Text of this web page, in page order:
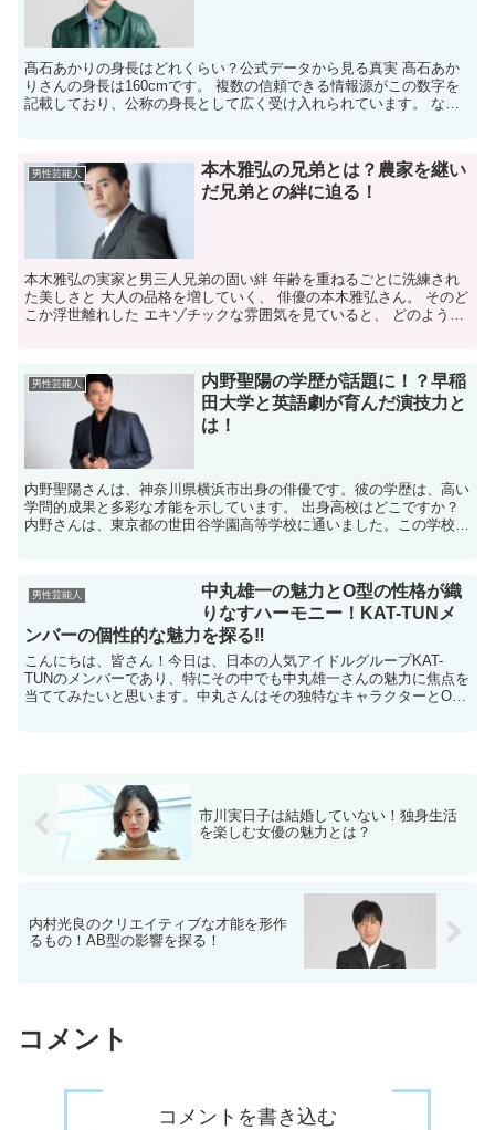
髙石あかりの身長はどれくらい？公式データから見る真実 髙石あか
りさんの身長は160cmです。 複数の信頼できる情報源がこの数字を
記載しており、公称の身長として広く受け入れられています。 なぜ
男性芸能人
本木雅弘の兄弟とは？農家を継い
だ兄弟との絆に迫る！
本木雅弘の実家と男三人兄弟の固い絆 年齢を重ねるごとに洗練され
た美しさと 大人の品格を増していく、 俳優の本木雅弘さん。 そのど
こか浮世離れした エキゾチックな雰囲気を見ていると、 どのような
男性芸能人
内野聖陽の学歴が話題に！？早稲
田大学と英語劇が育んだ演技力と
は！
内野聖陽さんは、神奈川県横浜市出身の俳優です。彼の学歴は、高い
学問的成果と多彩な才能を示しています。 出身高校はどこですか？
内野さんは、東京都の世田谷学園高等学校に通いました。この学校
男性芸能人
中丸雄一の魅力とO型の性格が織
りなすハーモニー！KAT-TUNメ
ンバーの個性的な魅力を探る‼
こんにちは、皆さん！今日は、日本の人気アイドルグループKAT-
TUNのメンバーであり、特にその中でも中丸雄一さんの魅力に焦点を
当ててみたいと思います。中丸さんはその独特なキャラクターとO型
市川実日子は結婚していない！独身生活
を楽しむ女優の魅力とは？
内村光良のクリエイティブな才能を形作
るもの！AB型の影響を探る！
コメント
コメントを書き込む